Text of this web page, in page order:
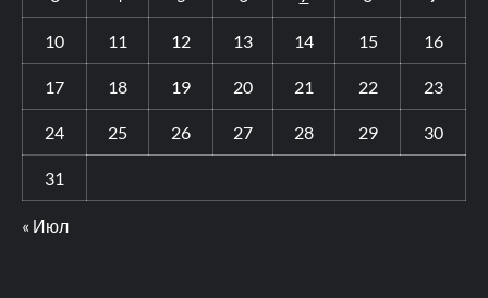
10 11 12 13 14 15 16
17 18 19 20 21 22 23
24 25 26 27 28 29 30
31
« Июл